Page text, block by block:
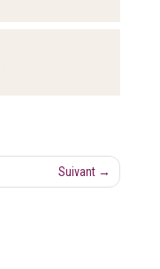
Suivant →